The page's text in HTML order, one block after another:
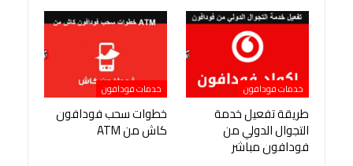
خدمات فودافون
طريقة تفعيل خدمة
التجوال الدولي من
فودافون مباشر
خدمات فودافون
خطوات سحب فودافون
كاش من ATM